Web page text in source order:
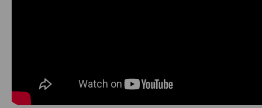
Bocadillos, hamburguesas, sándwich, emparedados, tostas y
demás